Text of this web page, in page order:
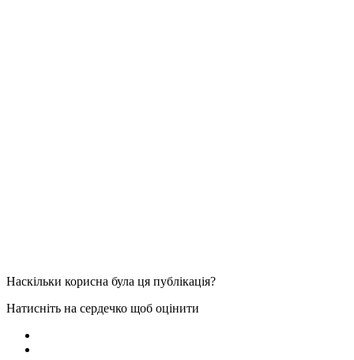
Наскільки корисна була ця публікація?
Натисніть на сердечко щоб оцінити